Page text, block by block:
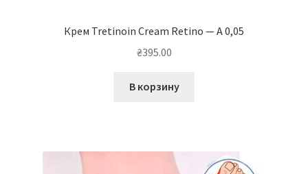
Крем Tretinoin Cream Retino — A 0,05
₴395.00
В корзину